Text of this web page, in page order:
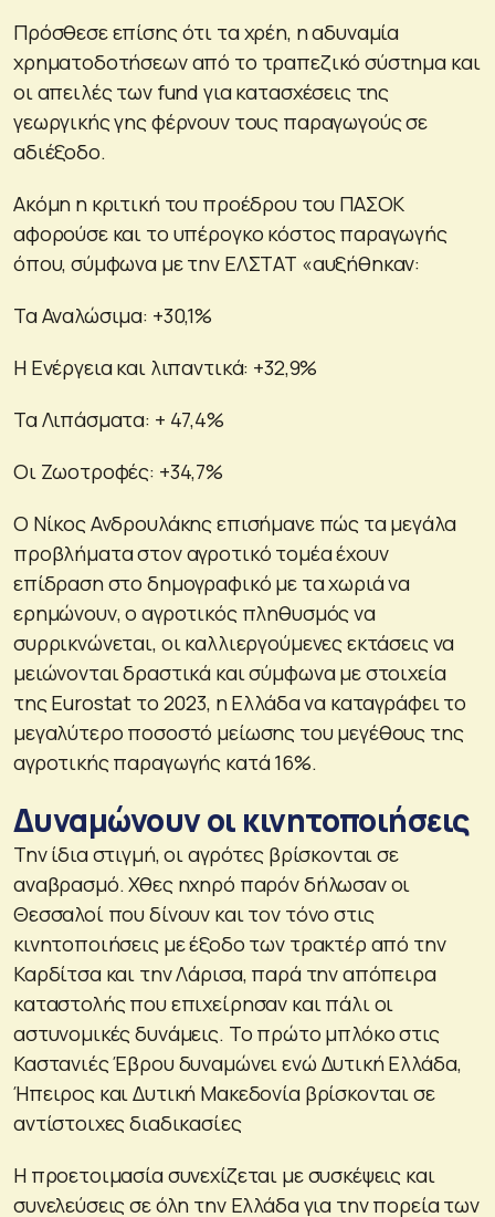
Πρόσθεσε επίσης ότι τα χρέη, η αδυναμία
χρηματοδοτήσεων από το τραπεζικό σύστημα και
οι απειλές των fund για κατασχέσεις της
γεωργικής γης φέρνουν τους παραγωγούς σε
αδιέξοδο.
Ακόμη η κριτική του προέδρου του ΠΑΣΟΚ
αφορούσε και το υπέρογκο κόστος παραγωγής
όπου, σύμφωνα με την ΕΛΣΤΑΤ «αυξήθηκαν:
Τα Αναλώσιμα: +30,1%
Η Ενέργεια και λιπαντικά: +32,9%
Τα Λιπάσματα: + 47,4%
Οι Ζωοτροφές: +34,7%
Ο Νίκος Ανδρουλάκης επισήμανε πώς τα μεγάλα
προβλήματα στον αγροτικό τομέα έχουν
επίδραση στο δημογραφικό με τα χωριά να
ερημώνουν, ο αγροτικός πληθυσμός να
συρρικνώνεται, οι καλλιεργούμενες εκτάσεις να
μειώνονται δραστικά και σύμφωνα με στοιχεία
της Eurostat το 2023, η Ελλάδα να καταγράφει το
μεγαλύτερο ποσοστό μείωσης του μεγέθους της
αγροτικής παραγωγής κατά 16%.
Δυναμώνουν οι κινητοποιήσεις
Την ίδια στιγμή, οι αγρότες βρίσκονται σε
αναβρασμό. Χθες ηχηρό παρόν δήλωσαν οι
Θεσσαλοί που δίνουν και τον τόνο στις
κινητοποιήσεις με έξοδο των τρακτέρ από την
Καρδίτσα και την Λάρισα, παρά την απόπειρα
καταστολής που επιχείρησαν και πάλι οι
αστυνομικές δυνάμεις. Το πρώτο μπλόκο στις
Καστανιές Έβρου δυναμώνει ενώ Δυτική Ελλάδα,
Ήπειρος και Δυτική Μακεδονία βρίσκονται σε
αντίστοιχες διαδικασίες
Η προετοιμασία συνεχίζεται με συσκέψεις και
συνελεύσεις σε όλη την Ελλάδα για την πορεία των